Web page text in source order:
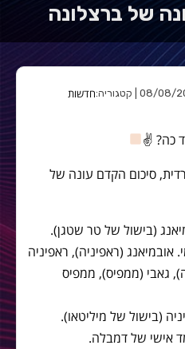
של ברצלונה
חדשות
כה? ✌
סיכום הקדם עונה של
מיאמי. אובמיאנג (ראפיניה), ראפיניה
גאבי (ממפיס), ממפיס